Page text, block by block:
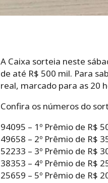
A Caixa sorteia neste
de até R$ 500 mil. Para
real, marcado para as 20
Confira os números do
94095 – 1º Prêmio de R$
49658 – 2º Prêmio de R$
52233 – 3º Prêmio de R$
38353 – 4º Prêmio de R$
25659 – 5º Prêmio de R$